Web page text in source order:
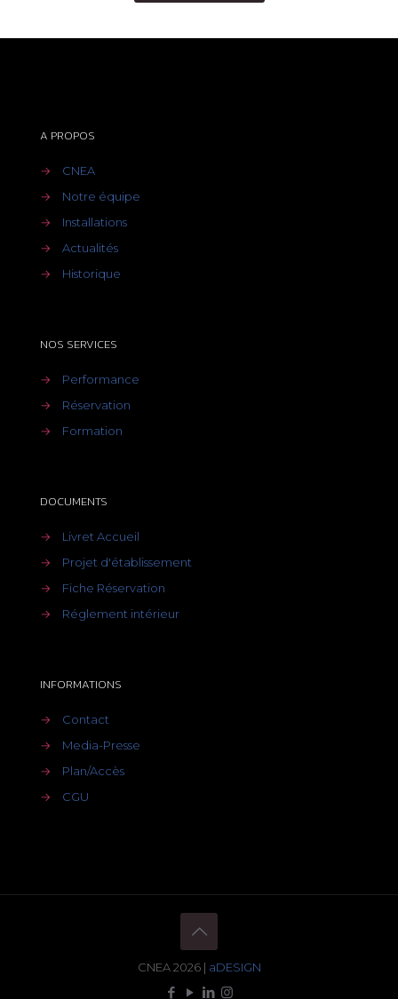
A PROPOS
→
CNEA
→
Notre équipe
→
Installations
→
Actualités
→
Historique
NOS SERVICES
→
Performance
→
Réservation
→
Formation
DOCUMENTS
→
Livret Accueil
→
Projet d'établissement
→
Fiche Réservation
→
Réglement intérieur
INFORMATIONS
→
Contact
→
Media-Presse
→
Plan/Accès
→
CGU
CNEA 2026 | aDESIGN